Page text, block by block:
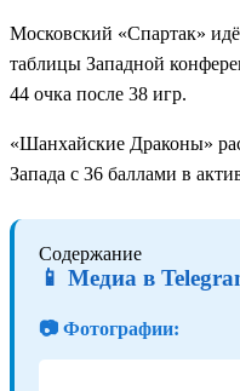
Московский «Спартак»
таблицы Западной
44 очка после 38 игр.
«Шанхайские Драконы»
Запада с 36 баллами в
Содержание
📱 Медиа в
📷 Фотографии: